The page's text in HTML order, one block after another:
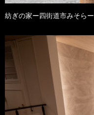
紡ぎの家ー四街道市みそらー